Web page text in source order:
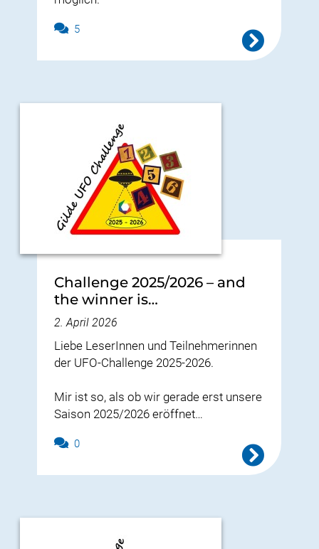
5
Challenge 2025/2026 – and
the winner is…
2. April 2026
Liebe LeserInnen und Teilnehmerinnen
der UFO-Challenge 2025-2026.
Mir ist so, als ob wir gerade erst unsere
Saison 2025/2026 eröffnet…
0